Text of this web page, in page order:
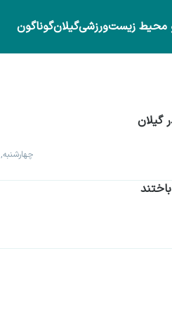
محیط زیستورزشیگیلانگوناگون
چهارشنبه, ۲۷ بهمن, ۱۴۰۰